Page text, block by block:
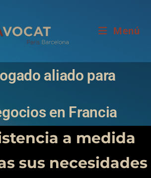
Menú
aliado para
en Francia
a medida
sus necesidades